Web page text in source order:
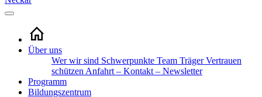
Über uns
Wer wir sind Schwerpunkte Team TrägerVertrauen
schützen Anfahrt – Kontakt – Newsletter
Programm
Bildungszentrum